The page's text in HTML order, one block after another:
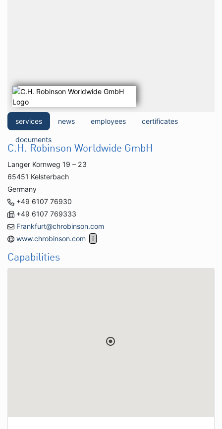
services news employees certificates
documents
C.H. Robinson Worldwide GmbH
Langer Kornweg 19 – 23
65451 Kelsterbach
Germany
+49 6107 76930
+49 6107 769333
Frankfurt@chrobinson.com
www.chrobinson.com
Capabilities